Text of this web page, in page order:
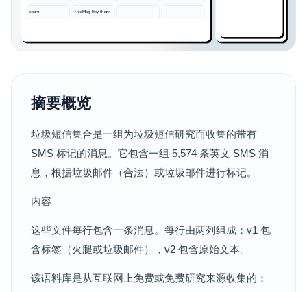
摘要概览
垃圾短信集合是一组为垃圾短信研究而收集的带有
SMS 标记的消息。它包含一组 5,574 条英文 SMS 消
息，根据垃圾邮件（合法）或垃圾邮件进行标记。
内容
这些文件每行包含一条消息。每行由两列组成：v1 包
含标签（火腿或垃圾邮件），v2 包含原始文本。
该语料库是从互联网上免费或免费研究来源收集的：